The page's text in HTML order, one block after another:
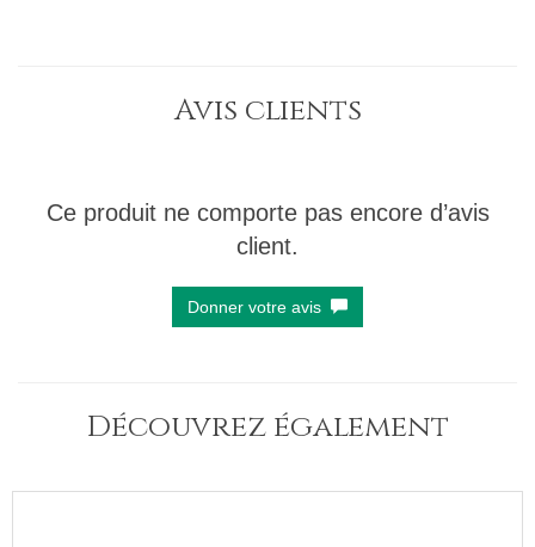
Avis clients
Ce produit ne comporte pas encore d’avis
client.
Donner votre avis
Découvrez également